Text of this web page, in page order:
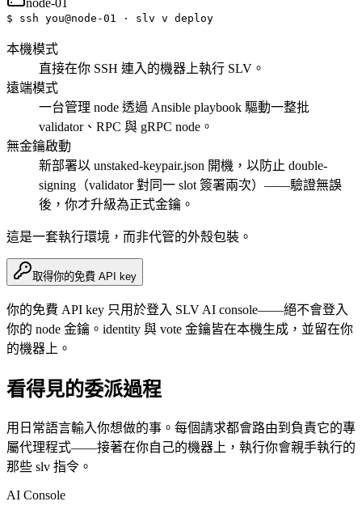
$ ssh you@node-01 · slv v deploy
本機模式
直接在你 SSH 連入的機器上執行 SLV。
遠端模式
一台管理 node 透過 Ansible playbook 驅動一整批
validator、RPC 與 gRPC node。
無金鑰啟動
新部署以 unstaked-keypair.json 開機，以防止 double-
signing（validator 對同一 slot 簽署兩次）——驗證無誤
後，你才升級為正式金鑰。
這是一套執行環境，而非代管的外殼包裝。
取得你的免費 API key
你的免費 API key 只用於登入 SLV AI console——絕不會登入
你的 node 金鑰。identity 與 vote 金鑰皆在本機生成，並留在你
的機器上。
看得見的委派過程
用日常語言輸入你想做的事。每個請求都會路由到負責它的專
屬代理程式——接著在你自己的機器上，執行你會親手執行的
那些 slv 指令。
AI Console